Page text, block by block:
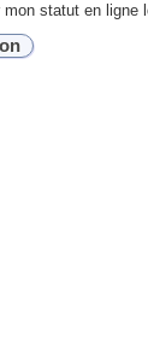
mon statut en ligne